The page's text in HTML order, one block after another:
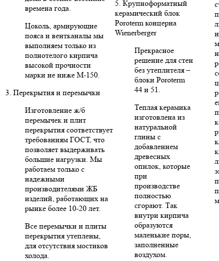
времена года.
Цоколь, армирующие
пояса и вентканалы мы
выполняем только из
полнотелого кирпича
высокой прочности
марки не ниже М-150.
3. Перекрытия и перемычки
Изготовление ж/б
перемычек и плит
перекрытия соответствует
требованиям ГОСТ, что
позволяет выдерживать
большие нагрузки. Мы
работаем только с
надежными
производителями ЖБ
изделий, работающих на
рынке более 10-20 лет.
Все перемычки и плиты
перекрытия утеплены,
для отсутствия мостиков
холода.
5. Крупноформатный
керамический блок
Poroterm концерна
Wienerberger
Прекрасное
решение для стен
без утеплителя –
блоки Poroterm
44 и 51.
Теплая керамика
изготовлена из
натуральной
глины с
добавлением
древесных
опилок, которые
при
производстве
полностью
сгорают. Так
внутри кирпича
образуются
маленькие поры,
заполненные
воздухом.